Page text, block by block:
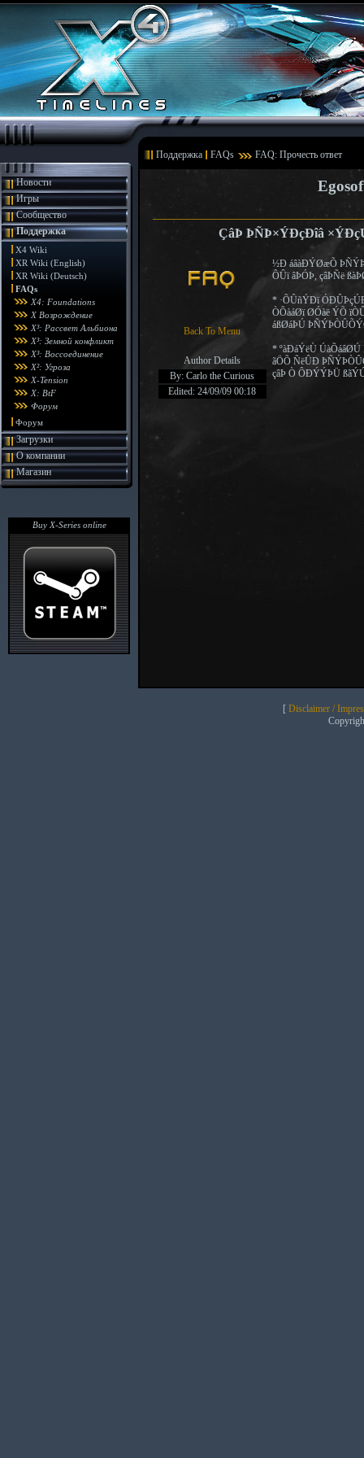
Поддержка FAQs FAQ: Прочесть ответ
Новости
Игры
Сообщество
Поддержка
X4 Wiki
XR Wiki (English)
XR Wiki (Deutsch)
FAQs
X4: Foundations
X Возрождение
X³: Рассвет Альбиона
X³: Земной конфликт
X³: Воссоединение
X²: Угроза
X-Tension
X: BtF
Форум
Форум
Загрузки
О компании
Магазин
Buy X-Series online
ÇâÞ ÞÑÞ×ÝÐçÐîâ
Back To Menu
Author Details
By: Carlo the Curious
Edited: 24/09/09 00:18
½Ð áâàÐÝØæÕ
ÔÛï âÞÓÞ, çâÞÑë
* ·ÕÛñÝÐï
ÒÕàáØï ØÓàë ÝÕ
áßØáÞÚ
* ºàÐáÝëÙ
ãÖÕ ÑëÛÐ
çâÞ Ò ÔÐÝÝÞÜ
[ Disclaimer /